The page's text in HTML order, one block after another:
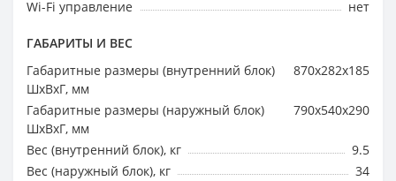
Wi-Fi управление
нет
ГАБАРИТЫ И ВЕС
Габаритные размеры (внутренний блок)
ШхВхГ, мм
870x282x185
Габаритные размеры (наружный блок)
ШхВхГ, мм
790x540x290
Вес (внутренний блок), кг
9.5
Вес (наружный блок), кг
34